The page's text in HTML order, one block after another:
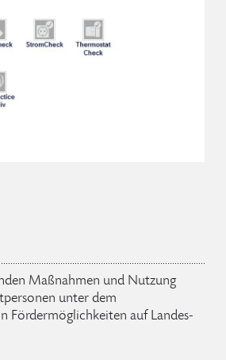
Maßnahmen und Nutzung
unter dem
Fördermöglichkeiten auf Landes-